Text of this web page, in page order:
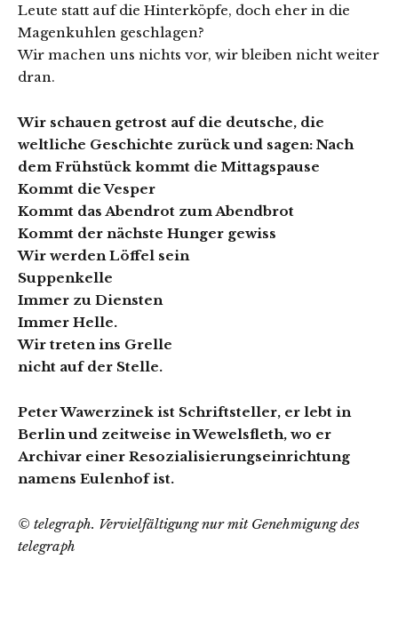
Leute statt auf die Hinterköpfe, doch eher in die
Magenkuhlen geschlagen?
Wir machen uns nichts vor, wir bleiben nicht weiter
dran.
Wir schauen getrost auf die deutsche, die
weltliche Geschichte zurück und sagen: Nach
dem Frühstück kommt die Mittagspause
Kommt die Vesper
Kommt das Abendrot zum Abendbrot
Kommt der nächste Hunger gewiss
Wir werden Löffel sein
Suppenkelle
Immer zu Diensten
Immer Helle.
Wir treten ins Grelle
nicht auf der Stelle.
Peter Wawerzinek ist Schriftsteller, er lebt in
Berlin und zeitweise in Wewelsfleth, wo er
Archivar einer Resozialisierungseinrichtung
namens Eulenhof ist.
© telegraph. Vervielfältigung nur mit Genehmigung des
telegraph